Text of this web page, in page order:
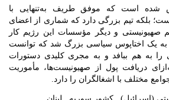
است که موفق طریف به‌تنهایی با
بلکه تیم بزرگی دارد که شماری از اعضای
صهیونیستی و دیگر مؤسسات این رژیم کار
به یک اختاپوس سیاسی بزرگ شد که توانست
را به هم ببافد و به مجری کلیدی دستورات
دریافت پول از صهیونیست‌ها، مأموریت
مختلف با اشغالگران را دارد.